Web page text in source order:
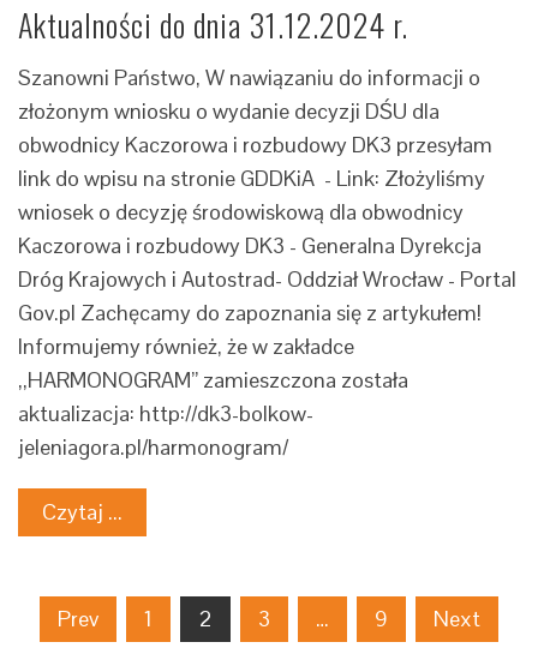
Aktualności do dnia 31.12.2024 r.
Szanowni Państwo, W nawiązaniu do informacji o
złożonym wniosku o wydanie decyzji DŚU dla
obwodnicy Kaczorowa i rozbudowy DK3 przesyłam
link do wpisu na stronie GDDKiA - Link: Złożyliśmy
wniosek o decyzję środowiskową dla obwodnicy
Kaczorowa i rozbudowy DK3 - Generalna Dyrekcja
Dróg Krajowych i Autostrad- Oddział Wrocław - Portal
Gov.pl Zachęcamy do zapoznania się z artykułem!
Informujemy również, że w zakładce
,,HARMONOGRAM” zamieszczona została
aktualizacja: http://dk3-bolkow-
jeleniagora.pl/harmonogram/
Czytaj ...
Nawigacja
Prev 1 2 3 … 9 Next